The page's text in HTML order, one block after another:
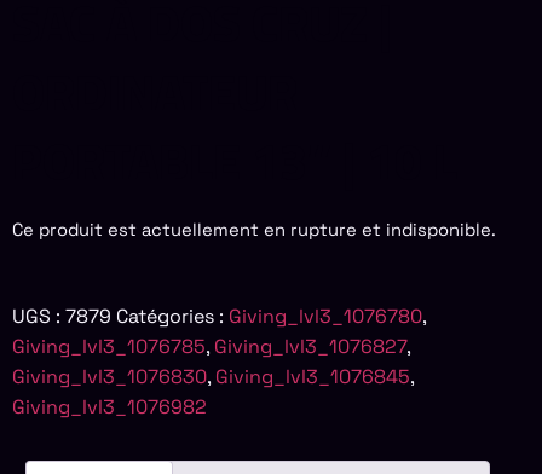
Ce produit est actuellement en rupture et indisponible.
UGS : 7879 Catégories : Giving_lvl3_1076780,
Giving_lvl3_1076785, Giving_lvl3_1076827,
Giving_lvl3_1076830, Giving_lvl3_1076845,
Giving_lvl3_1076982